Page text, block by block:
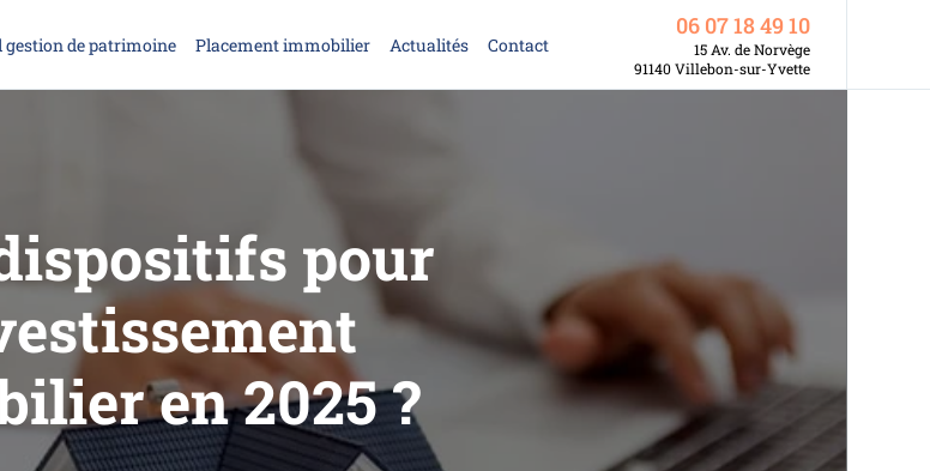
gestion de patrimoine Placement immobilier Actualités Contact
06 07 18 49 10
15 Av. de Norvège
91140 Villebon-sur-Yvette
pour
en 2025 ?